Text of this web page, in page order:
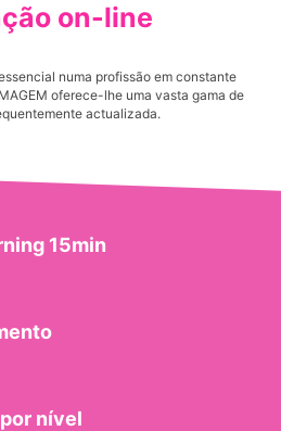
on-line
numa profissão em constante
oferece-lhe uma vasta gama de
actualizada.
15min
nível